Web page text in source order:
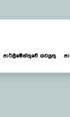
පාර්ලිමේන්තුවේ කටයුතු